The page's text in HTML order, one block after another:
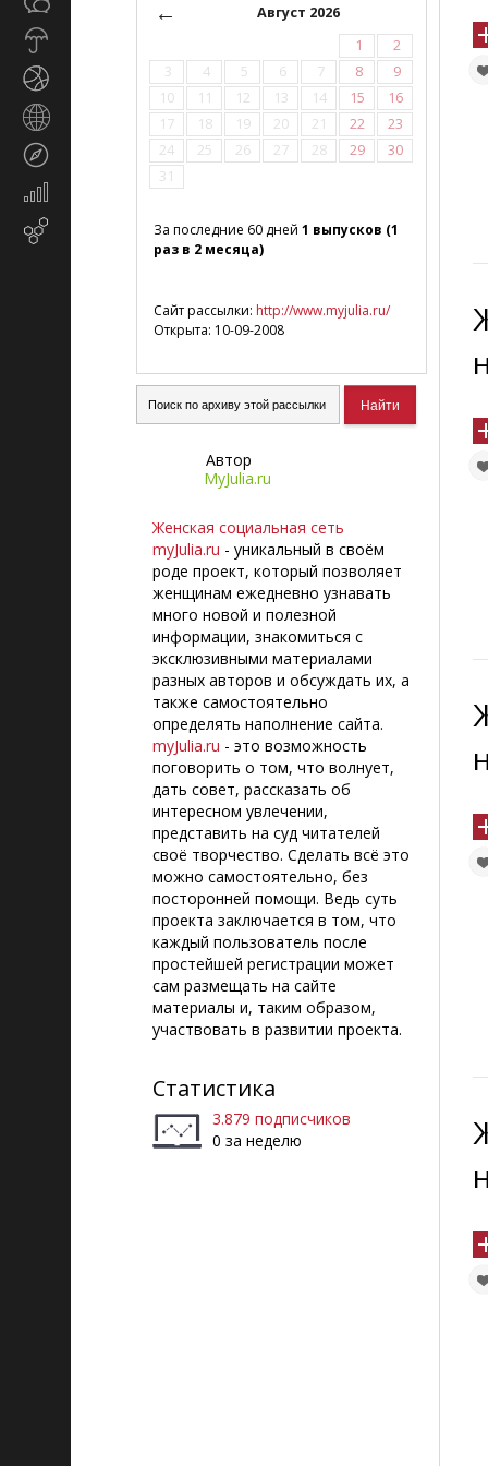
Экономика
маркетинг
←
Август 2026
1
2
3
4 5 6 7 8
9
10
11 12 13 14 15
16
17
18 19 20 21 22
23
24
25 26 27 28 29
30
31
За последние 60 дней 1 выпусков (1
раз в 2 месяца)
Сайт рассылки: http://www.myjulia.ru/
Открыта: 10-09-2008
Автор
MyJulia.ru
Женская социальная сеть
myJulia.ru - уникальный в своём
роде проект, который позволяет
женщинам ежедневно узнавать
много новой и полезной
информации, знакомиться с
эксклюзивными материалами
разных авторов и обсуждать их, а
также самостоятельно
определять наполнение сайта.
myJulia.ru - это возможность
поговорить о том, что волнует,
дать совет, рассказать об
интересном увлечении,
представить на суд читателей
своё творчество. Сделать всё это
можно самостоятельно, без
посторонней помощи. Ведь суть
проекта заключается в том, что
каждый пользователь после
простейшей регистрации может
сам размещать на сайте
материалы и, таким образом,
участвовать в развитии проекта.
Статистика
3.879 подписчиков
0 за неделю